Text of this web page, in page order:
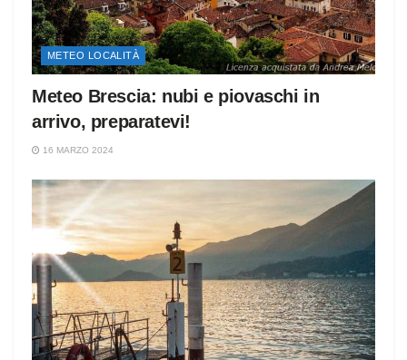
METEO LOCALITÀ
Meteo Brescia: nubi e piovaschi in
arrivo, preparatevi!
16 MARZO 2024